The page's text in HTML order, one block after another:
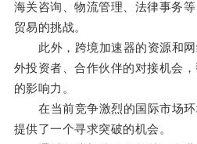
海关咨询、物流管理、法律事务
贸易的挑战。
此外，跨境加速器的资源和网
外投资者、合作伙伴的对接机会
的影响力。
在当前竞争激烈的国际市场环
提供了一个寻求突破的机会。